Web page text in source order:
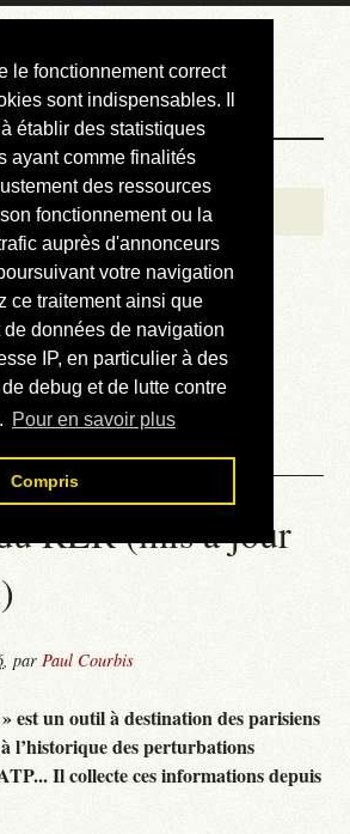
le fonctionnement correct
sont indispensables. Il
établir des statistiques
ayant comme finalités
des ressources
fonctionnement ou la
auprès d'annonceurs
votre navigation
ce traitement ainsi que
de données de navigation
IP, en particulier à des
debug et de lutte contre
Pour en savoir plus
Compris
LE »
RER (mis à jour
,parPaul Courbis
est un outil à destination des parisiens
l’historique des perturbations
Il collecte ces informations depuis